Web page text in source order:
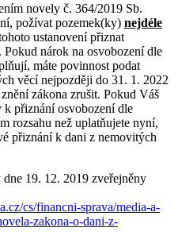
novely č. 364/2019 Sb.
požívat pozemek(ky) nejdéle
ustanovení přiznat
nárok na osvobození dle
máte povinnost podat
věcí nejpozději do 31. 1. 2022
zákona zrušit. Pokud Váš
k přiznání osvobození dle
rozsahu než uplatňujete nyní,
přiznání k dani z nemovitých
19. 12. 2019 zveřejněny
cs/financni-sprava/media-a-
zakona-o-dani-z-